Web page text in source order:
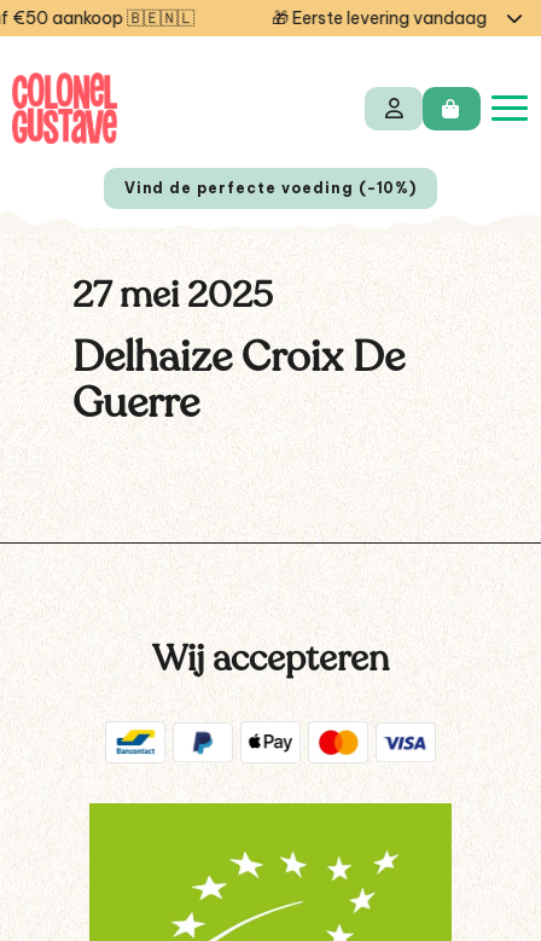
€50 aankoop 🇧🇪🇳🇱 🎁 Eerste levering vandaag
EN FR
Vind de perfecte voeding (-10%)
27 mei 2025
Delhaize Croix De
Guerre
Wij accepteren